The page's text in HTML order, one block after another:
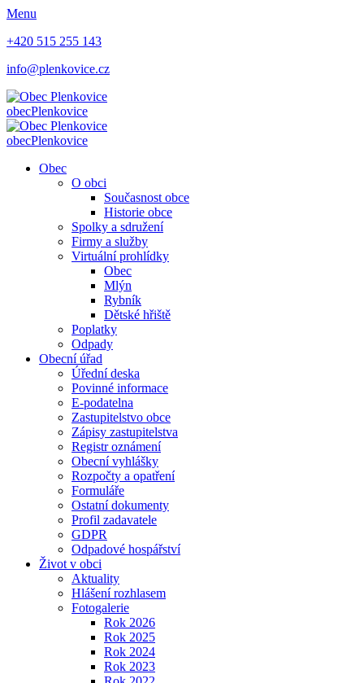
Menu
+420 515 255 143
info@plenkovice.cz
obecPlenkovice
obecPlenkovice
Obec
O obci
Současnost obce
Historie obce
Spolky a sdružení
Firmy a služby
Virtuální prohlídky
Obec
Mlýn
Rybník
Dětské hřiště
Poplatky
Odpady
Obecní úřad
Úřední deska
Povinné informace
E-podatelna
Zastupitelstvo obce
Zápisy zastupitelstva
Registr oznámení
Obecní vyhlášky
Rozpočty a opatření
Formuláře
Ostatní dokumenty
Profil zadavatele
GDPR
Odpadové hospářství
Život v obci
Aktuality
Hlášení rozhlasem
Fotogalerie
Rok 2026
Rok 2025
Rok 2024
Rok 2023